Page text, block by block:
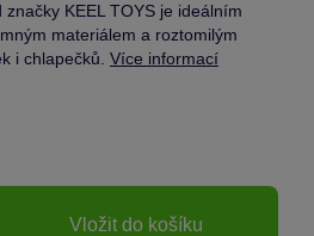
KEEL TOYS je ideálním
materiálem a roztomilým
i chlapečků. Více informací
Vložit do košíku